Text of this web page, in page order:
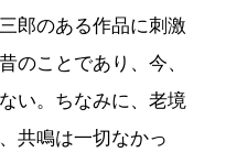
郎のある作品に刺激
のことであり、今、
い。ちなみに、老境
共鳴は一切なかっ